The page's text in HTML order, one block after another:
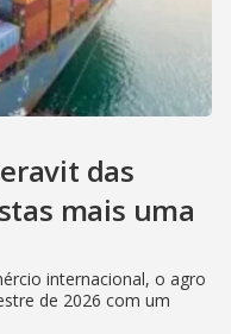
das
mais uma
internacional, o agro
de 2026 com um